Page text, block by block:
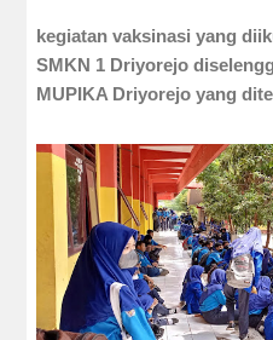
kegiatan vaksinasi yang
SMKN 1 Driyorejo
MUPIKA Driyorejo yang